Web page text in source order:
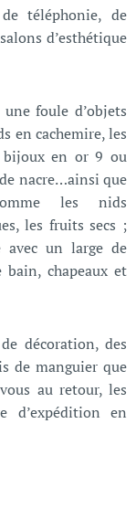
téléphonie, de
d’esthétique
foule d’objets
en cachemire, les
bijoux en or 9 ou
nacre…ainsi que
les nids
les fruits secs ;
avec un large de
chapeaux et
décoration, des
de manguier que
au retour, les
d’expédition en